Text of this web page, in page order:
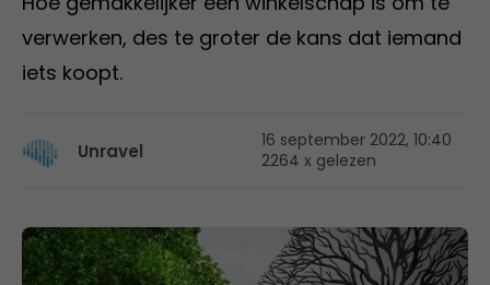
verwerken, des te groter de kans dat iemand
iets koopt.
Unravel
16 september 2022, 10:40
2264 x gelezen